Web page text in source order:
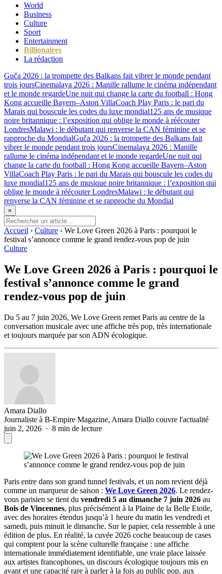
World
Business
Culture
Sport
Entertainment
Billionaires
La rédaction
Guča 2026 : la trompette des Balkans fait vibrer le monde pendant
trois joursCinemalaya 2026 : Manille rallume le cinéma indépendant
et le monde regardeUne nuit qui change la carte du football : Hong
Kong accueille Bayern–Aston VillaCoach Play Paris : le pari du
Marais qui bouscule les codes du luxe mondial125 ans de musique
noire britannique : l’exposition qui oblige le monde à réécouter
LondresMalawi : le débutant qui renverse la CAN féminine et se
rapproche du MondialGuča 2026 : la trompette des Balkans fait
vibrer le monde pendant trois joursCinemalaya 2026 : Manille
rallume le cinéma indépendant et le monde regardeUne nuit qui
change la carte du football : Hong Kong accueille Bayern–Aston
VillaCoach Play Paris : le pari du Marais qui bouscule les codes du
luxe mondial125 ans de musique noire britannique : l’exposition qui
oblige le monde à réécouter LondresMalawi : le débutant qui
renverse la CAN féminine et se rapproche du Mondial
×
Accueil › Culture › We Love Green 2026 à Paris : pourquoi le
festival s’annonce comme le grand rendez-vous pop de juin
Culture
We Love Green 2026 à Paris : pourquoi le
festival s’annonce comme le grand
rendez-vous pop de juin
Du 5 au 7 juin 2026, We Love Green remet Paris au centre de la
conversation musicale avec une affiche très pop, très internationale
et toujours marquée par son ADN écologique.
Amara Diallo
Journaliste à B-Empire Magazine, Amara Diallo couvre l'actualité
juin 2, 2026 · 8 min de lecture
Paris entre dans son grand tunnel festivals, et un nom revient déjà
comme un marqueur de saison : We Love Green 2026. Le rendez-
vous parisien se tient du vendredi 5 au dimanche 7 juin 2026 au
Bois de Vincennes, plus précisément à la Plaine de la Belle Etoile,
avec des horaires étendus jusqu’à 1 heure du matin les vendredi et
samedi, puis minuit le dimanche. Sur le papier, cela ressemble à une
édition de plus. En réalité, la cuvée 2026 coche beaucoup de cases
qui comptent pour la scène culturelle française : une affiche
internationale immédiatement identifiable, une vraie place laissée
aux artistes francophones, un discours écologique toujours mis en
avant et une capacité rare à parler à la fois au public pop, aux